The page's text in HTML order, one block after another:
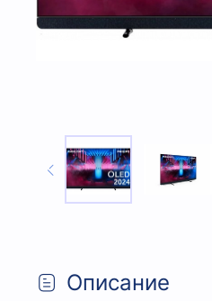
Описание